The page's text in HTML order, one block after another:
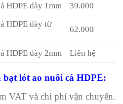
HDPE dày 1mm 39.000
HDPE dày từ
62.000
HDPE dày 2mm Liên hệ
lót ao nuôi cá HDPE:
VAT và chi phí vận chuyển.